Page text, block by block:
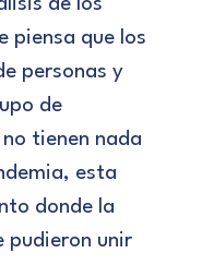
de los
piensa que los
personas y
de
tienen nada
esta
donde la
pudieron unir